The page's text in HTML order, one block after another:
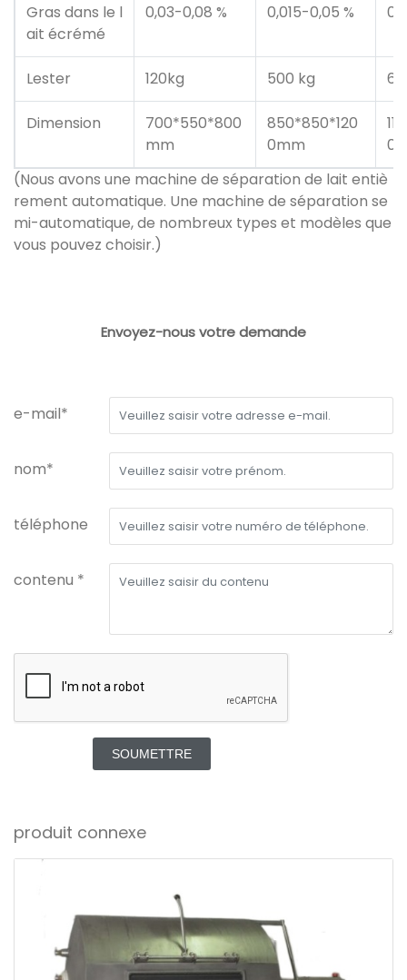
Gras dans le l
ait écrémé
0,03-0,08 % 0,015-0,05 %
Lester 120kg 500 kg
Dimension
700*550*800
mm
850*850*120
0mm
0
(Nous avons une machine de séparation de lait entiè
rement automatique. Une machine de séparation se
mi-automatique, de nombreux types et modèles que
vous pouvez choisir.)
Envoyez-nous votre demande
e-mail*
nom*
téléphone
contenu *
SOUMETTRE
produit connexe